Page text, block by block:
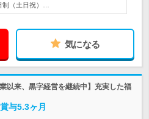
制（土日祝）…
気になる
以来、黒字経営を継続中】充実した福
与5.3ヶ月